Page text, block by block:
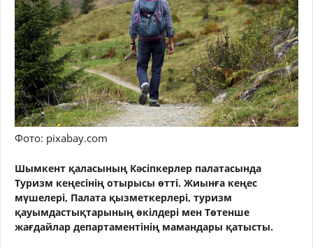
Фото: pixabay.com
Шымкент қаласының Кәсіпкерлер палатасында
Туризм кеңесінің отырысы өтті. Жиынға кеңес
мүшелері, Палата қызметкерлері, туризм
қауымдастықтарының өкілдері мен Төтенше
жағдайлар департаментінің мамандары қатысты.